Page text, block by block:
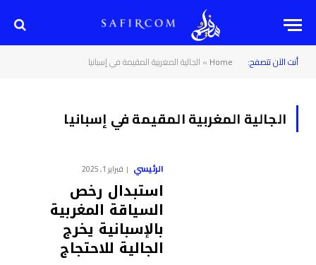
أنت الآن تتصفح: Home
» الجالية المغربية المقيمة في إسبانيا
الجالية المغربية المقيمة في إسبانيا
الرئيسي فبراير 1, 2025
استبدال رخص
السياقة المغربية
بالإسبانية يخرج
الجالية للاحتجاج